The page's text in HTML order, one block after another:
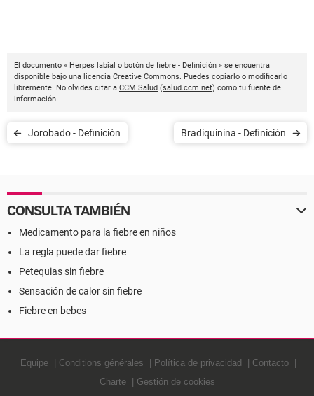
El documento « Herpes labial o botón de fiebre - Definición » se encuentra
disponible bajo una licencia Creative Commons. Puedes copiarlo o modificarlo
libremente. No olvides citar a CCM Salud (salud.ccm.net) como tu fuente de
información.
Jorobado - Definición Bradiquinina - Definición
CONSULTA TAMBIÉN
Medicamento para la fiebre en niños
La regla puede dar fiebre
Petequias sin fiebre
Sensación de calor sin fiebre
Fiebre en bebes
Equipe Conditions générales Política de privacidad
Contacto
Charte
Gestión de cookies